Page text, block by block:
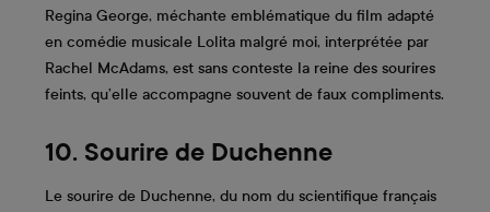
Regina George, méchante emblématique du film adapté
en comédie musicale Lolita malgré moi, interprétée par
Rachel McAdams, est sans conteste la reine des sourires
feints, qu’elle accompagne souvent de faux compliments.
10. Sourire de Duchenne
Le sourire de Duchenne, du nom du scientifique français